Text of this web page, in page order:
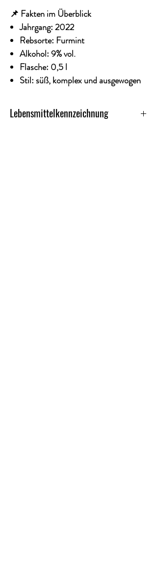
📌 Fakten im Überblick
Jahrgang:2022
Rebsorte: Furmint
Alkohol:9%vol.
Flasche: 0,5 l
Stil: süß, komplex und ausgewogen
Lebensmittelkennzeichnung